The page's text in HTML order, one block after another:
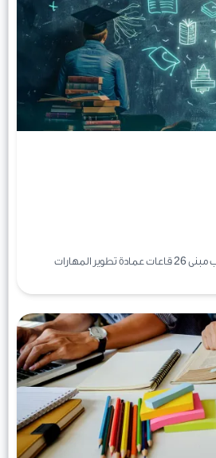
المهارات